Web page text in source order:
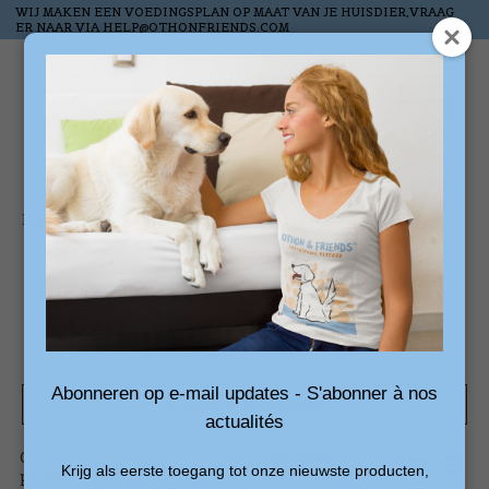
WIJ MAKEN EEN VOEDINGSPLAN OP MAAT VAN JE HUISDIER,VRAAG
ER NAAR VIA HELP@OTHONFRIENDS.COM
Verlanglijst
Home / Tags kalmerende snacks
Producten getagd met
kalmerende snacks
Filters weergeven
0
producten
op
producten
Abonneren op e-mail updates - S'abonner à nos
actualités
Krijg als eerste toegang tot onze nieuwste producten,